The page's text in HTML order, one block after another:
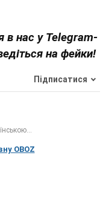
в нас у Telegram-
на фейки!
Підписатися
OBOZ